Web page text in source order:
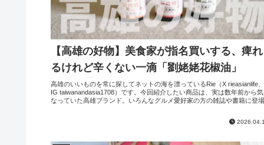
【高雄の好物】美食家が指名買いする、痺れ
るけれど辛くない一滴「劉姥姥花椒油」
高雄のいいものを常に探してネットの海を漂っているRie（X rieasianlife、
IG taiwanandasia1708）です。今回紹介したい商品は、実は数年前から気
なっていた高雄ブランド。いろんなグルメ愛好家の方の雑誌や書籍に登場